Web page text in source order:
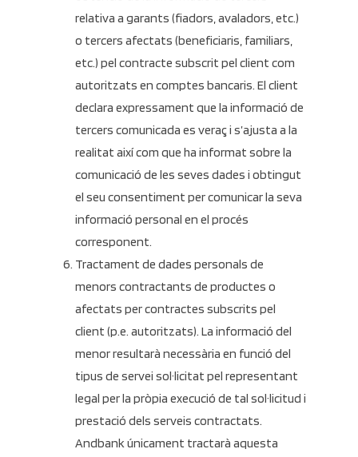
relativa a garants (fiadors, avaladors, etc.)
o tercers afectats (beneficiaris, familiars,
etc.) pel contracte subscrit pel client com
autoritzats en comptes bancaris. El client
declara expressament que la informació de
tercers comunicada es veraç i s’ajusta a la
realitat així com que ha informat sobre la
comunicació de les seves dades i obtingut
el seu consentiment per comunicar la seva
informació personal en el procés
corresponent.
Tractament de dades personals de
menors contractants de productes o
afectats per contractes subscrits pel
client (p.e. autoritzats). La informació del
menor resultarà necessària en funció del
tipus de servei sol·licitat pel representant
legal per la pròpia execució de tal sol·licitud i
prestació dels serveis contractats.
Andbank únicament tractarà aquesta